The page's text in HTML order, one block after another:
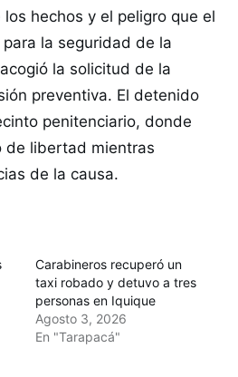
hechos y el peligro que el
la seguridad de la
la solicitud de la
preventiva. El detenido
penitenciario, donde
de libertad mientras
de la causa.
Carabineros recuperó un
taxi robado y detuvo a tres
personas en Iquique
Agosto 3, 2026
En "Tarapacá"